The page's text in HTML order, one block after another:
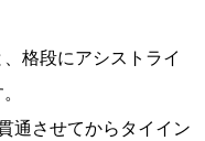
格段にアシストライ
通させてからタイイン